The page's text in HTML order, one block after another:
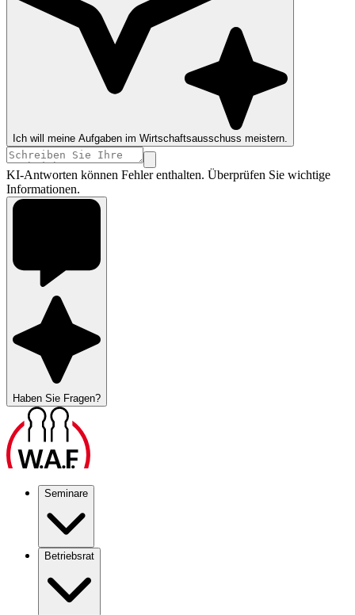
Ich will meine Aufgaben im Wirtschaftsausschuss meistern.
KI-Antworten können Fehler enthalten. Überprüfen Sie wichtige
Informationen.
Haben Sie Fragen?
Seminare
Betriebsrat